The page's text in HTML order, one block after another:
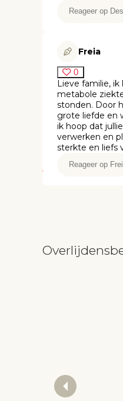
Freia
0
Lieve familie,
metabole
stonden. Door
grote liefde en
ik hoop dat
verwerken en
sterkte en liefs